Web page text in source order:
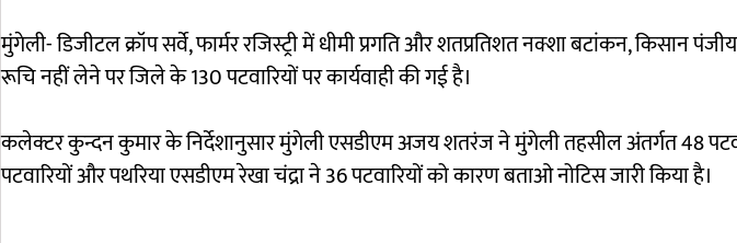
मुंगेली- डिजीटल क्रॉप सर्वे, फार्मर रजिस्ट्री में धीमी प्रगति और शतप्रतिशत नक्शा बटांकन, किसान
रूचि नहीं लेने पर जिले के 130 पटवारियों पर कार्यवाही की गई है।
कलेक्टर कुन्दन कुमार के निर्देशानुसार मुंगेली एसडीएम अजय शतरंज ने मुंगेली तहसील अंतर्गत 48
पटवारियों और पथरिया एसडीएम रेखा चंद्रा ने 36 पटवारियों को कारण बताओ नोटिस जारी किया है।